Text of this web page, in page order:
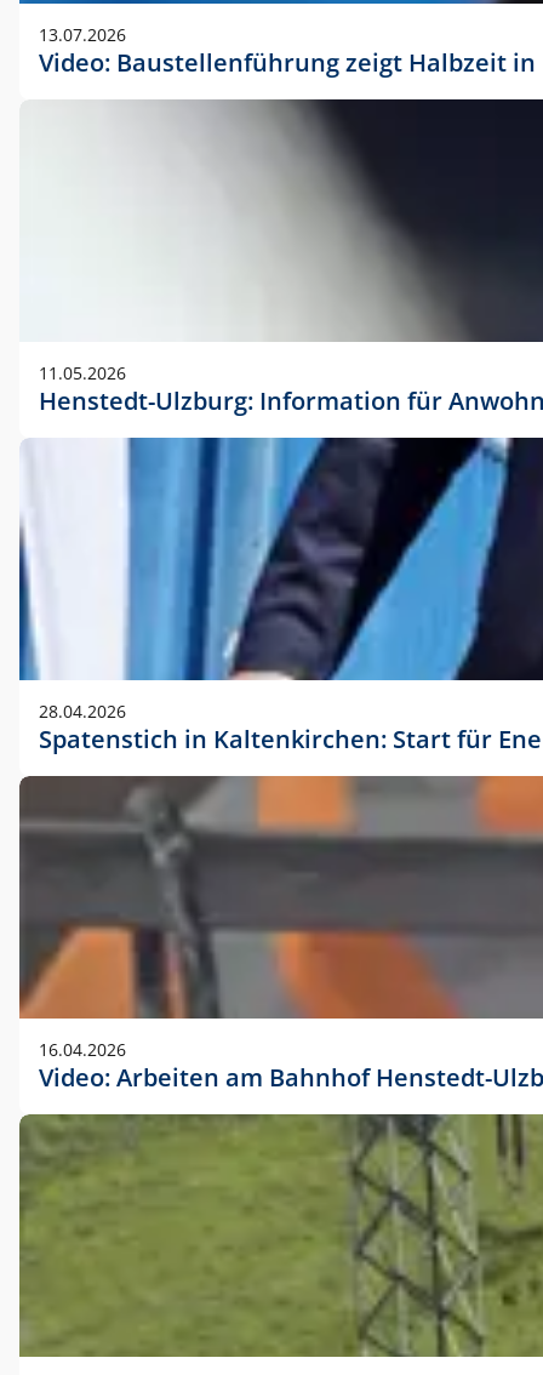
13.07.2026
Video: Baustellenführung zeigt Halbzeit
11.05.2026
Henstedt-Ulzburg: Information für
28.04.2026
Spatenstich in Kaltenkirchen: Start für
16.04.2026
Video: Arbeiten am Bahnhof Henstedt-